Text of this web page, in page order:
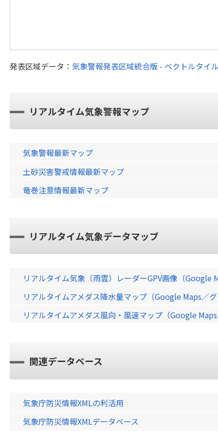
発表区域データ： 気象警報発表区域統合版 - ベクトルタイ
リアルタイム気象警報マップ
気象警報最新マップ
土砂災害警戒情報最新マップ
竜巻注意情報最新マップ
リアルタイム気象データマップ
リアルタイム気象（雨雲）レーダーGPV画像（Google
リアルタイムアメダス降水量マップ（Google Maps／
リアルタイムアメダス風向・風速マップ（Google
関連データベース
気象庁防災情報XMLの利活用
気象庁防災情報XMLデータベース